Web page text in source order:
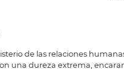
de las relaciones
una dureza extrema,